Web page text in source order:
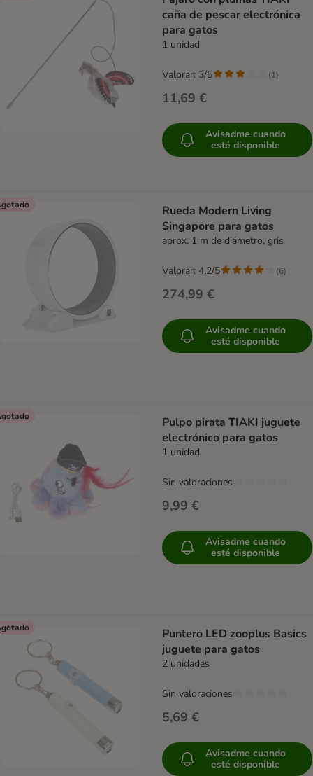
caña de pescar electrónica
para gatos
1 unidad
11,69 €
Valorar: 3/5 (1)
Avisadme cuando
esté disponible
Rueda Modern Living
Singapore para gatos
aprox. 1 m de diámetro, gris
274,99 €
Valorar: 4.2/5 (6)
Avisadme cuando
esté disponible
Pulpo pirata TIAKI juguete
electrónico para gatos
1 unidad
9,99 €
Sin valoraciones
Avisadme cuando
esté disponible
Puntero LED zooplus Basics
juguete para gatos
2 unidades
5,69 €
Sin valoraciones
Avisadme cuando
esté disponible